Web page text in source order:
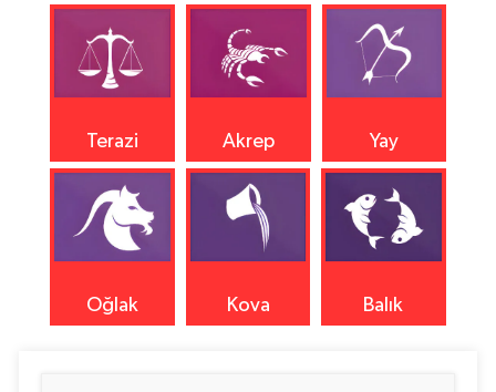
Terazi Akrep Yay
Oğlak Kova Balık